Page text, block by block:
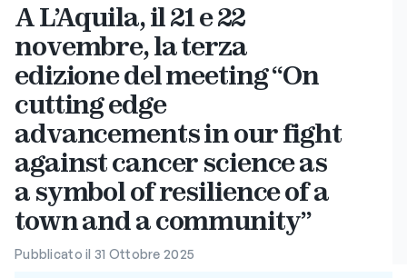
A L’Aquila, il 21 e 22
novembre, la terza
edizione del meeting “On
cutting edge
advancements in our fight
against cancer science as
a symbol of resilience of a
town and a community”
Pubblicato il 31 Ottobre 2025